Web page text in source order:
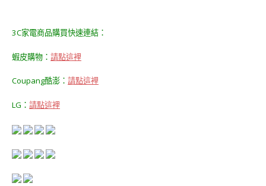
3C家電商品購買快速連結：
蝦皮購物： 請點這裡
Coupang酷澎： 請點這裡
LG： 請點這裡